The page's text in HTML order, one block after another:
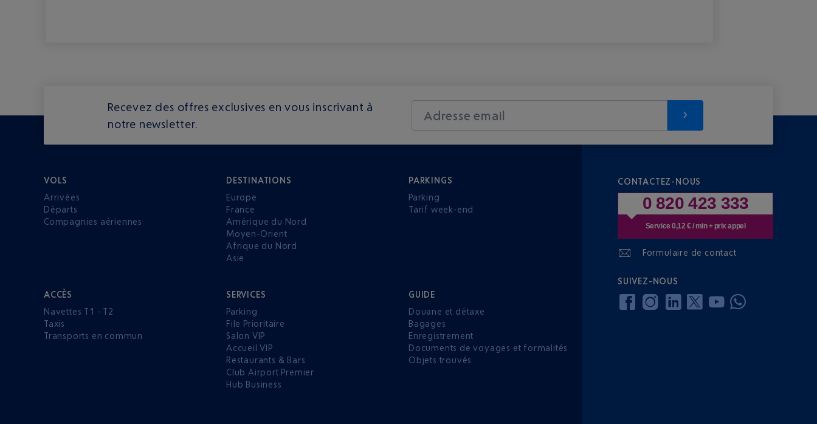
Recevez des offres exclusives en vous inscrivant à
notre newsletter.
Adresse email
VOLS
Arrivées
Départs
Compagnies aériennes
DESTINATIONS
Europe
France
Amérique du Nord
Moyen-Orient
Afrique du Nord
Asie
PARKINGS
Parking
Tarif week-end
ACCÈS
Navettes T1 - T2
Taxis
Transports en commun
SERVICES
Parking
File Prioritaire
Salon VIP
Accueil VIP
Restaurants & Bars
Club Airport Premier
Hub Business
GUIDE
Douane et détaxe
Bagages
Enregistrement
Documents de voyages et formalités
Objets trouvés
CONTACTEZ-NOUS
0 820 423 333
Service 0,12 € / min + prix appel
Formulaire de contact
SUIVEZ-NOUS